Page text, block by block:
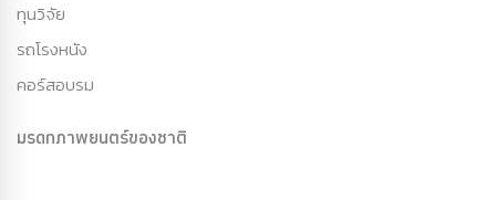
ทุนวิจัย
รถโรงหนัง
คอร์สอบรม
มรดกภาพยนตร์ของชาติ